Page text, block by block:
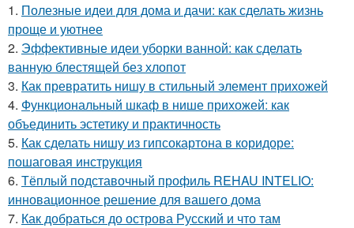
1. Полезные идеи для дома и дачи: как сделать жизнь
проще и уютнее
2. Эффективные идеи уборки ванной: как сделать
ванную блестящей без хлопот
3. Как превратить нишу в стильный элемент прихожей
4. Функциональный шкаф в нише прихожей: как
объединить эстетику и практичность
5. Как сделать нишу из гипсокартона в коридоре:
пошаговая инструкция
6. Тёплый подставочный профиль REHAU INTELIO:
инновационное решение для вашего дома
7. Как добраться до острова Русский и что там